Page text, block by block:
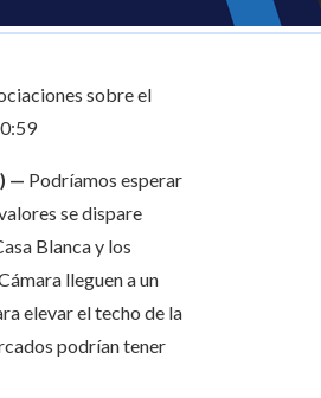
sobre el
0:59
— Podríamos esperar
se dispare
Blanca y los
lleguen a un
elevar el techo de la
podrían tener